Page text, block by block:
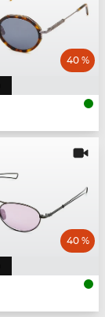
40 %
40 %